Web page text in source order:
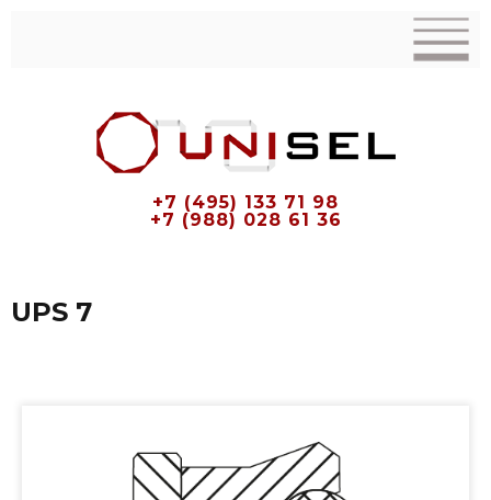
+7 (495) 133 71 98
+7 (988) 028 61 36
UPS 7